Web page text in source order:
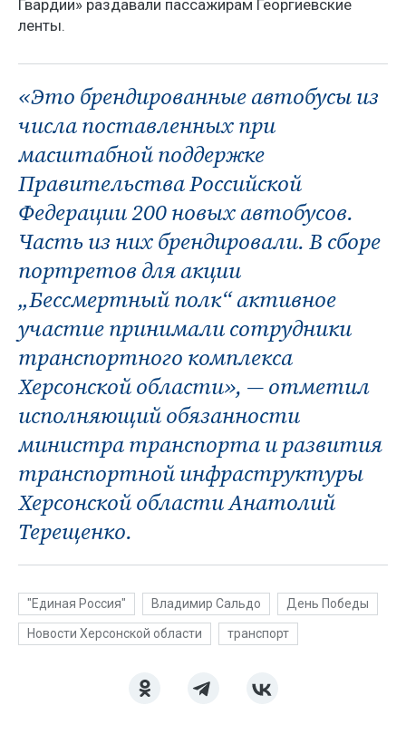
Гвардии» раздавали пассажирам Георгиевские
ленты.
«Это брендированные автобусы из
числа поставленных при
масштабной поддержке
Правительства Российской
Федерации 200 новых автобусов.
Часть из них брендировали. В сборе
портретов для акции
„Бессмертный полк“ активное
участие принимали сотрудники
транспортного комплекса
Херсонской области», — отметил
исполняющий обязанности
министра транспорта и развития
транспортной инфраструктуры
Херсонской области Анатолий
Терещенко.
"Единая Россия" Владимир Сальдо День Победы
Новости Херсонской области транспорт